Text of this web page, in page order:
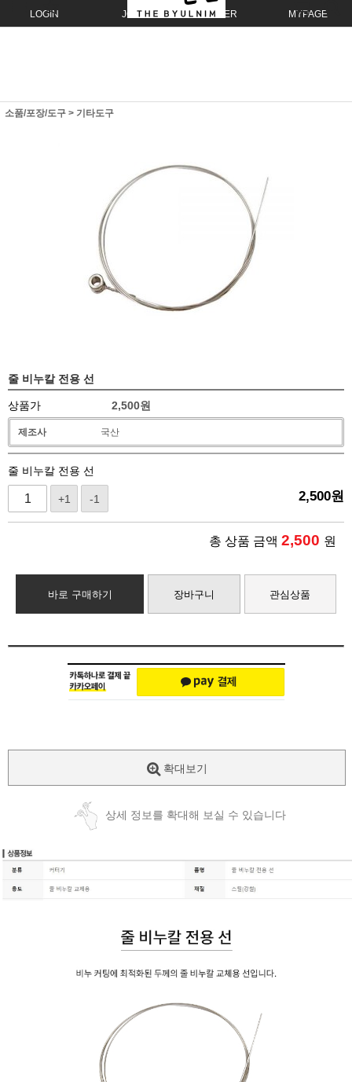
LOGIN JOIN ORDER MYPAGE
소품/포장/도구 > 기타도구
줄 비누칼 전용 선
상품가 2,500원
제조사 국산
줄 비누칼 전용 선
+1 -1 2,500원
총 상품 금액 2,500 원
바로 구매하기 장바구니 관심상품
확대보기
상세 정보를 확대해 보실 수 있습니다